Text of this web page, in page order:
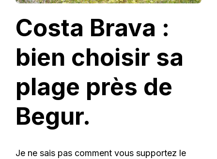
Costa Brava :
bien choisir sa
plage près de
Begur.
Je ne sais pas comment vous supportez le